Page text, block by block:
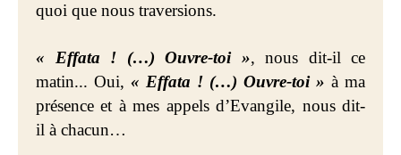
quoi que nous traversions.
« Effata ! (…) Ouvre-toi », nous dit-il ce
matin... Oui, « Effata ! (…) Ouvre-toi » à ma
présence et à mes appels d’Evangile, nous dit-
il à chacun…